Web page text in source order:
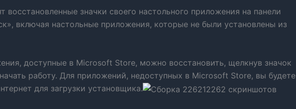
восстановленные значки своего настольного приложения на панели
включая настольные приложения, которые не были установлены из
доступные в Microsoft Store, можно восстановить, щелкнув значок
работу. Для приложений, недоступных в Microsoft Store, вы будете
для загрузки установщика.